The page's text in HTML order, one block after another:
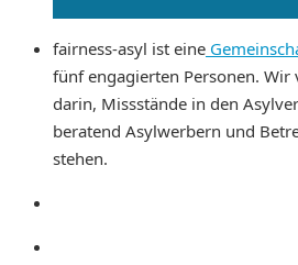
fairness-asyl ist eine
fünf engagierten Personen. Wir
darin, Missstände in den
beratend Asylwerbern und
stehen.